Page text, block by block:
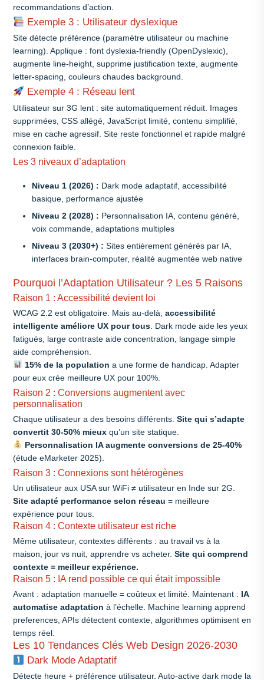
recommandations d’action.
Exemple 3 : Utilisateur dyslexique
Site détecte préférence (paramètre utilisateur ou machine
learning). Applique : font dyslexia-friendly (OpenDyslexic),
augmente line-height, supprime justification texte, augmente
letter-spacing, couleurs chaudes background.
Exemple 4 : Réseau lent
Utilisateur sur 3G lent : site automatiquement réduit. Images
supprimées, CSS allégé, JavaScript limité, contenu simplifié,
mise en cache agressif. Site reste fonctionnel et rapide malgré
connexion faible.
Les 3 niveaux d’adaptation
Niveau 1 (2026) : Dark mode adaptatif, accessibilité
basique, performance ajustée
Niveau 2 (2028) : Personnalisation IA, contenu généré,
voix commande, adaptations multiples
Niveau 3 (2030+) : Sites entièrement générés par IA,
interfaces brain-computer, réalité augmentée web native
Pourquoi l’Adaptation Utilisateur ? Les 5 Raisons
Raison 1 : Accessibilité devient loi
WCAG 2.2 est obligatoire. Mais au-delà, accessibilité
intelligente améliore UX pour tous . Dark mode aide les yeux
fatigués, large contraste aide concentration, langage simple
aide compréhension.
15% de la population a une forme de handicap. Adapter
pour eux crée meilleure UX pour 100%.
Raison 2 : Conversions augmentent avec
personnalisation
Chaque utilisateur a des besoins différents. Site qui s’adapte
convertit 30-50% mieux qu’un site statique.
Personnalisation IA augmente conversions de 25-40%
(étude eMarketer 2025).
Raison 3 : Connexions sont hétérogènes
Un utilisateur aux USA sur WiFi ≠ utilisateur en Inde sur 2G.
Site adapté performance selon réseau = meilleure
expérience pour tous.
Raison 4 : Contexte utilisateur est riche
Même utilisateur, contextes différents : au travail vs à la
maison, jour vs nuit, apprendre vs acheter. Site qui comprend
contexte = meilleur expérience.
Raison 5 : IA rend possible ce qui était impossible
Avant : adaptation manuelle = coûteux et limité. Maintenant : IA
automatise adaptation à l’échelle. Machine learning apprend
preferences, APIs détectent contexte, algorithmes optimisent en
temps réel.
Les 10 Tendances Clés Web Design 2026-2030
Dark Mode Adaptatif
Détecte heure + préférence utilisateur. Auto-active dark mode la